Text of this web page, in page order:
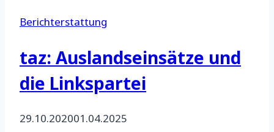
Berichterstattung
taz: Auslandseinsätze und
die Linkspartei
29.10.202001.04.2025